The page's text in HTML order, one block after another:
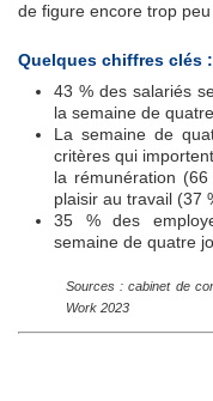
de figure encore trop peu
Quelques chiffres clés :
43 % des salariés
la semaine de
La semaine de
critères qui
la rémunération
plaisir au travail (37
35 % des
semaine de quatre
Sources : cabinet de
Work 2023